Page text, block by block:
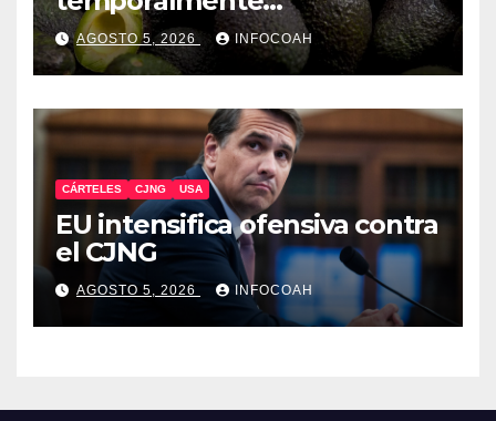
exportaciones de aguacate
michoacano
AGOSTO 5, 2026 INFOCOAH
CÁRTELES CJNG USA
EU intensifica ofensiva contra
el CJNG
AGOSTO 5, 2026 INFOCOAH